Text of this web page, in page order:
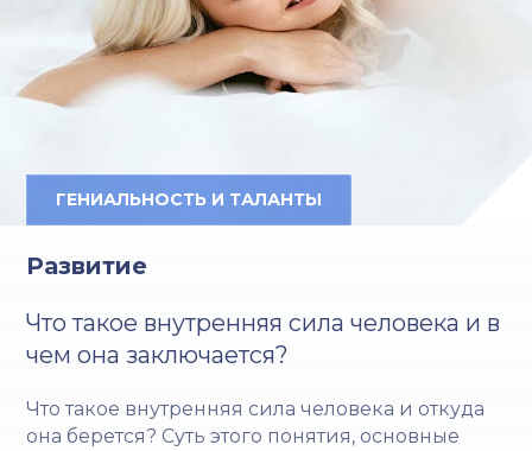
ГЕНИАЛЬНОСТЬ И ТАЛАНТЫ
Развитие
Что такое внутренняя сила человека и в
чем она заключается?
Что такое внутренняя сила человека и откуда
она берется? Суть этого понятия, основные